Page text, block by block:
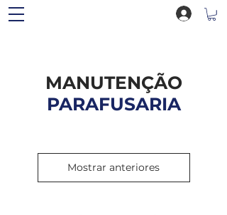
MANUTENÇÃO
PARAFUSARIA
Mostrar anteriores